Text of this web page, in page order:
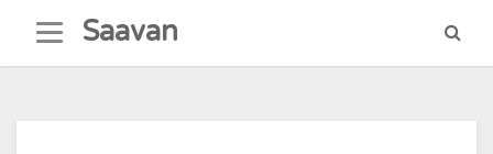
content
Saavan